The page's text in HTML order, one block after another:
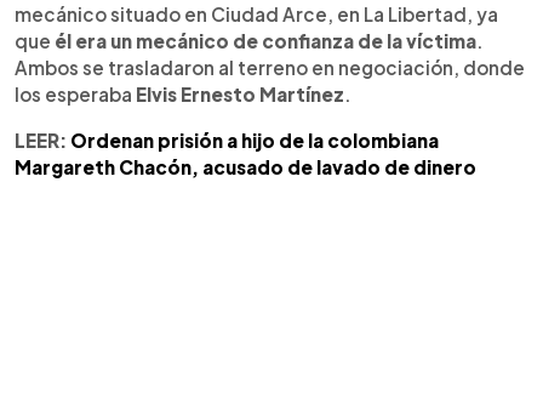
mecánico situado en Ciudad Arce, en La Libertad, ya
que él era un mecánico de confianza de la víctima.
Ambos se trasladaron al terreno en negociación, donde
los esperaba Elvis Ernesto Martínez.
LEER: Ordenan prisión a hijo de la colombiana
Margareth Chacón, acusado de lavado de dinero